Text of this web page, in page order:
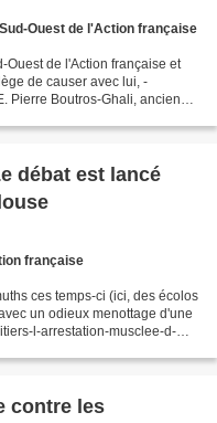
Ouest de l'Action française
Ouest de l'Action française et
de causer avec lui, -
Pierre Boutros-Ghali, ancien
débat est lancé
française
ces temps-ci (ici, des écolos
un odieux menottage d'une
l-arrestation-musclee-d-
contre les